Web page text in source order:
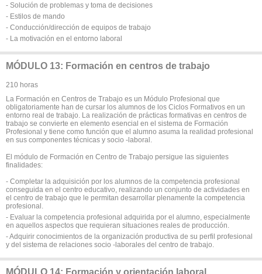
- Solución de problemas y toma de decisiones
- Estilos de mando
- Conducción/dirección de equipos de trabajo
- La motivación en el entorno laboral
MÓDULO 13: Formación en centros de trabajo
210 horas
La Formación en Centros de Trabajo es un Módulo Profesional que
obligatoriamente han de cursar los alumnos de los Ciclos Formativos en un
entorno real de trabajo. La realización de prácticas formativas en centros de
trabajo se convierte en elemento esencial en el sistema de Formación
Profesional y tiene como función que el alumno asuma la realidad profesional
en sus componentes técnicas y socio -laboral.
El módulo de Formación en Centro de Trabajo persigue las siguientes
finalidades:
- Completar la adquisición por los alumnos de la competencia profesional
conseguida en el centro educativo, realizando un conjunto de actividades en
el centro de trabajo que le permitan desarrollar plenamente la competencia
profesional.
- Evaluar la competencia profesional adquirida por el alumno, especialmente
en aquellos aspectos que requieran situaciones reales de producción.
- Adquirir conocimientos de la organización productiva de su perfil profesional
y del sistema de relaciones socio -laborales del centro de trabajo.
MÓDULO 14: Formación y orientación laboral